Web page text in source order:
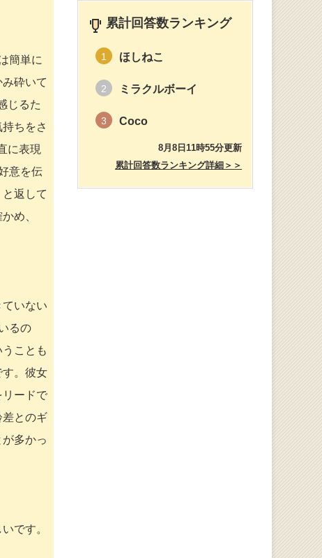
簡単に
砕いて
じるた
ちをさ
に表現
意を伝
返して
め、
いない
るの
ことも
。彼女
リードで
差とのギ
多かっ
です。
累計回答数ランキング
1 ほしねこ
2 ミラクルボーイ
3 Coco
8月8日11時55分更新
累計回答数ランキング詳細＞＞